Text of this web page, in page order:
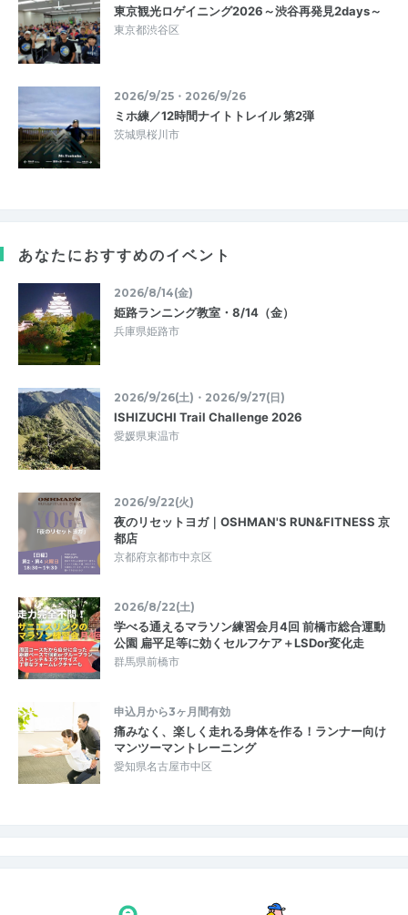
東京観光ロゲイニング2026～渋谷再発見2days～
東京都渋谷区
2026/9/25・2026/9/26
ミホ練／12時間ナイトトレイル 第2弾
茨城県桜川市
あなたにおすすめのイベント
2026/8/14(金)
姫路ランニング教室・8/14（金）
兵庫県姫路市
2026/9/26(土)・2026/9/27(日)
ISHIZUCHI Trail Challenge 2026
愛媛県東温市
2026/9/22(火)
夜のリセットヨガ｜OSHMAN'S RUN&FITNESS 京
都店
京都府京都市中京区
2026/8/22(土)
学べる通えるマラソン練習会月4回 前橋市総合運動
公園 扁平足等に効くセルフケア＋LSDor変化走
群馬県前橋市
申込月から3ヶ月間有効
痛みなく、楽しく走れる身体を作る！ランナー向け
マンツーマントレーニング
愛知県名古屋市中区